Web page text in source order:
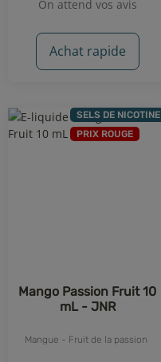
On attend vos avis
Achat rapide
SELS DE NICOTINE
PRIX ROUGE
Mango Passion Fruit 10
mL - JNR
Mangue - Fruit de la passion